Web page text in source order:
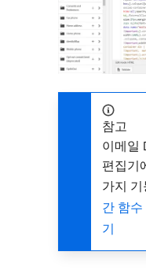
참고
이메일
편집기
가지
간 함
기